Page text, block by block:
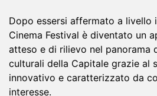
Dopo‌ ‌essersi‌ ‌affermato‌ ‌a‌ ‌livello‌
‌Cinema‌ ‌Festival‌ ‌è‌ ‌diventato‌ ‌un‌
‌atteso‌ ‌e‌ ‌di‌ ‌rilievo‌ ‌nel‌ ‌panorama‌
culturali‌ ‌della‌ ‌Capitale‌ ‌grazie‌ ‌al‌
‌innovativo‌ ‌e‌ ‌caratterizzato‌ ‌da‌
‌interesse.‌ ‌